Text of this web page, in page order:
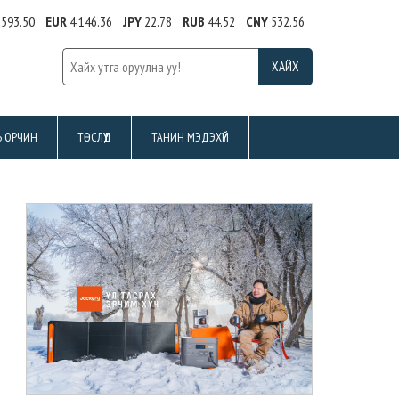
EUR4,146.36 JPY22.78 RUB 44.52 CNY532.56
ОРЧИН ТӨСЛҮҮД ТАНИН МЭДЭХҮЙ